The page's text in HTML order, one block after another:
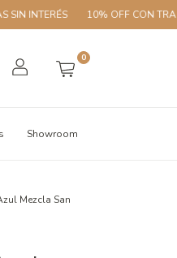
INTERÉS 10% OFF CON
0
Showroom
Mezcla San